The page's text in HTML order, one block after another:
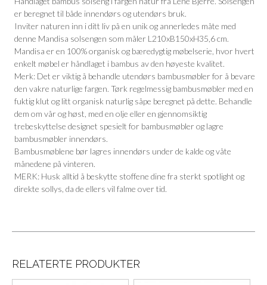
er beregnet til både innendørs og utendørs bruk.
Inviter naturen inn i ditt liv på en unik og annerledes måte med
denne Mandisa solsengen som måler L210xB150xH35,6 cm.
Mandisa er en 100% organisk og bæredygtig møbelserie, hvor hvert
enkelt møbel er håndlaget i bambus av den høyeste kvalitet.
Merk: Det er viktig å behandle utendørs bambusmøbler for å bevare
den vakre naturlige fargen. Tørk regelmessig bambusmøbler med en
fuktig klut og litt organisk naturlig såpe beregnet på dette. Behandle
dem om vår og høst, med en olje eller en gjennomsiktig
trebeskyttelse designet spesielt for bambusmøbler og lagre
bambusmøbler innendørs.
Bambusmøblene bør lagres innendørs under de kalde og våte
månedene på vinteren.
MERK: Husk alltid å beskytte stoffene dine fra sterkt spotlight og
direkte sollys, da de ellers vil falme over tid.
RELATERTE PRODUKTER